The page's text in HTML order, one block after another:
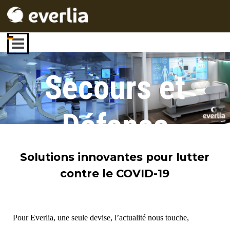
Sauter le menu
Secours et
Défense
Solutions innovantes pour lutter
contre le COVID-19
Pour Everlia, une seule devise, l’actualité nous touche,